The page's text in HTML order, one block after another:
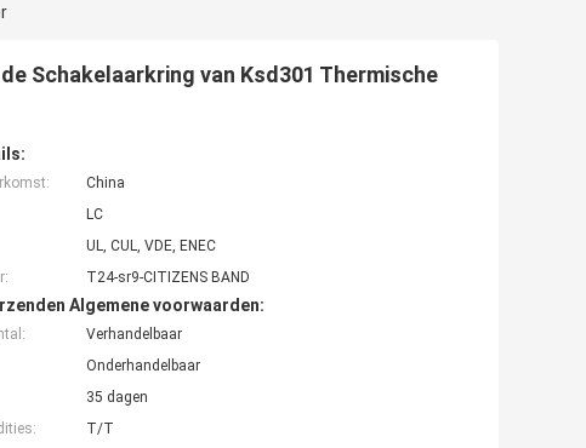
Schakelaarkring van Ksd301 Thermische
China
LC
UL, CUL, VDE, ENEC
T24-sr9-CITIZENS BAND
Algemene voorwaarden:
Verhandelbaar
Onderhandelbaar
35 dagen
T/T